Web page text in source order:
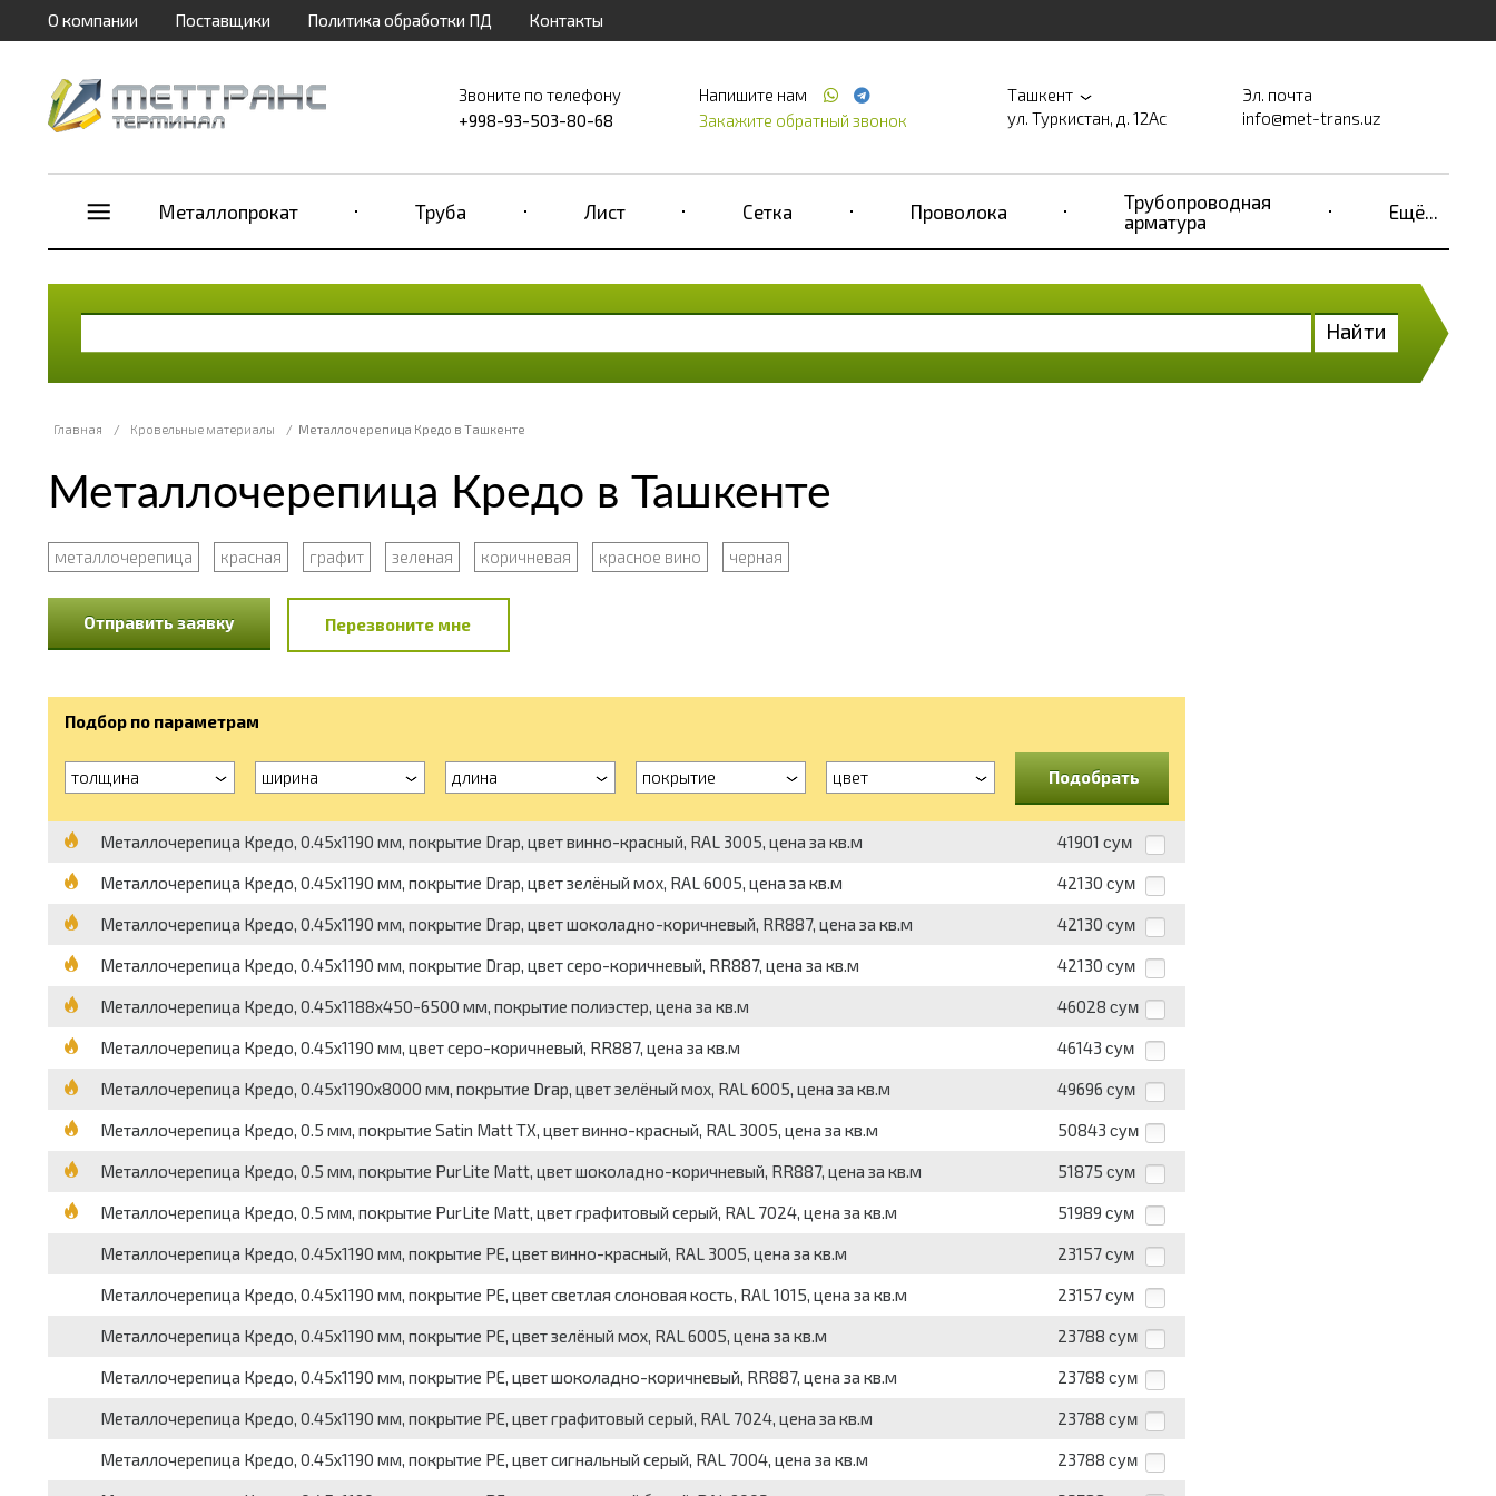
О компании Поставщики Политика обработки ПД Контакты
Звоните по телефону
+998-93-503-80-68
Напишите нам
Закажите обратный звонок
Ташкент
ул. Туркистан, д. 12Ас
Эл. почта
info@met-trans.uz
Металлопрокат Труба Лист Сетка Проволока
Трубопроводная
арматура
Ещё...
Найти
Главная / Кровельные материалы / Металлочерепица Кредо в Ташкенте
Металлочерепица Кредо в Ташкенте
металлочерепица красная графит зеленая коричневая красное вино черная
Отправить заявку Перезвоните мне
Подбор по параметрам
толщина ширина длина покрытие цвет Подобрать
Металлочерепица Кредо, 0.45х1190 мм, покрытие Drap, цвет винно-красный, RAL 3005, цена за кв.м 41901 сум
Металлочерепица Кредо, 0.45х1190 мм, покрытие Drap, цвет зелёный мох, RAL 6005, цена за кв.м 42130 сум
Металлочерепица Кредо, 0.45х1190 мм, покрытие Drap, цвет шоколадно-коричневый, RR887, цена за кв.м 42130 сум
Металлочерепица Кредо, 0.45х1190 мм, покрытие Drap, цвет серо-коричневый, RR887, цена за кв.м 42130 сум
Металлочерепица Кредо, 0.45х1188х450-6500 мм, покрытие полиэстер, цена за кв.м 46028 сум
Металлочерепица Кредо, 0.45х1190 мм, цвет серо-коричневый, RR887, цена за кв.м 46143 сум
Металлочерепица Кредо, 0.45х1190х8000 мм, покрытие Drap, цвет зелёный мох, RAL 6005, цена за кв.м 49696 сум
Металлочерепица Кредо, 0.5 мм, покрытие Satin Matt TX, цвет винно-красный, RAL 3005, цена за кв.м 50843 сум
Металлочерепица Кредо, 0.5 мм, покрытие PurLite Matt, цвет шоколадно-коричневый, RR887, цена за кв.м 51875 сум
Металлочерепица Кредо, 0.5 мм, покрытие PurLite Matt, цвет графитовый серый, RAL 7024, цена за кв.м 51989 сум
Металлочерепица Кредо, 0.45х1190 мм, покрытие PE, цвет винно-красный, RAL 3005, цена за кв.м 23157 сум
Металлочерепица Кредо, 0.45х1190 мм, покрытие PE, цвет светлая слоновая кость, RAL 1015, цена за кв.м 23157 сум
Металлочерепица Кредо, 0.45х1190 мм, покрытие PE, цвет зелёный мох, RAL 6005, цена за кв.м 23788 сум
Металлочерепица Кредо, 0.45х1190 мм, покрытие PE, цвет шоколадно-коричневый, RR887, цена за кв.м 23788 сум
Металлочерепица Кредо, 0.45х1190 мм, покрытие PE, цвет графитовый серый, RAL 7024, цена за кв.м 23788 сум
Металлочерепица Кредо, 0.45х1190 мм, покрытие PE, цвет сигнальный серый, RAL 7004, цена за кв.м 23788 сум